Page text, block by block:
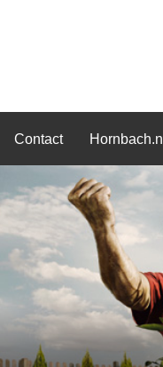
Contact Hornbach.nl